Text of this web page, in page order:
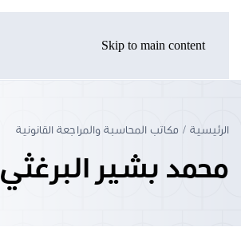
Skip to main content
الرئيسية مكاتب المحاسبة والمراجعة القانونية
محمد بشير البرغثي